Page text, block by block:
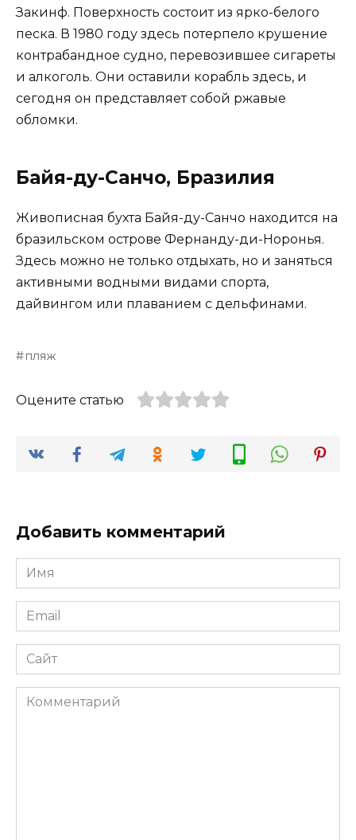
Закинф. Поверхность состоит из ярко-белого
песка. В 1980 году здесь потерпело крушение
контрабандное судно, перевозившее сигареты
и алкоголь. Они оставили корабль здесь, и
сегодня он представляет собой ржавые
обломки.
Байя-ду-Санчо, Бразилия
Живописная бухта Байя-ду-Санчо находится на
бразильском острове Фернанду-ди-Норонья.
Здесь можно не только отдыхать, но и заняться
активными водными видами спорта,
дайвингом или плаванием с дельфинами.
пляж
Оцените статью
Добавить комментарий
Имя
*
Email
*
Сайт
Комментарий